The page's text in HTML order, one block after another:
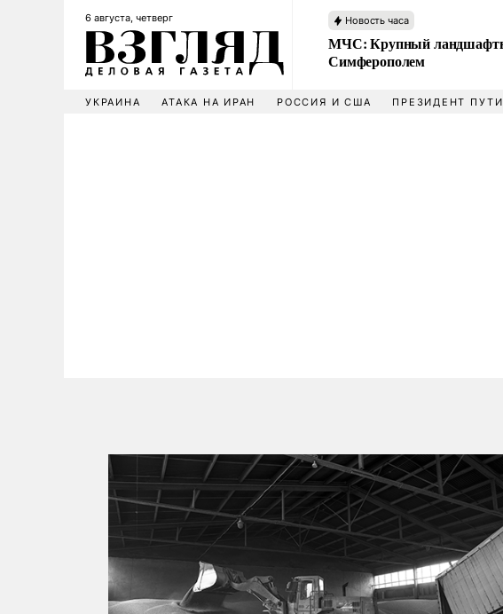
6 августа, четверг Новость часа
МЧС: Крупный
Симферополем
УКРАИНА АТАКА НА ИРАН РОССИЯ И США ПРЕЗИДЕНТ